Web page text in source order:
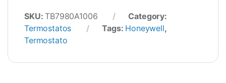
SKU: TB7980A1006
Category:
Termostatos
Tags: Honeywell,
Termostato